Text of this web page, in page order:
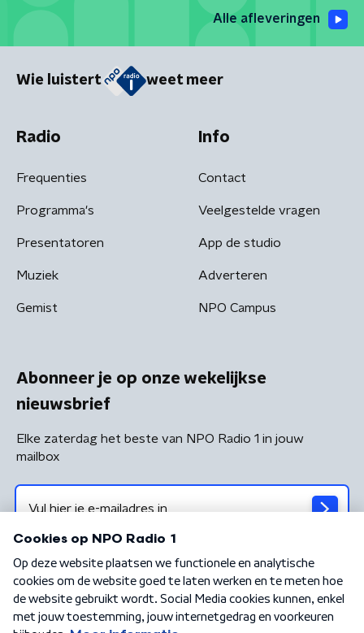
Alle afleveringen
Wie luistert weet meer
Radio
Frequenties
Programma's
Presentatoren
Muziek
Gemist
Info
Contact
Veelgestelde vragen
App de studio
Adverteren
NPO Campus
Abonneer je op onze wekelijkse
nieuwsbrief
Elke zaterdag het beste van NPO Radio 1 in jouw
mailbox
Algemene voorwaarden